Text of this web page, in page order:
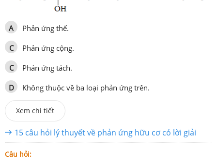
A Phản ứng thế.
C Phản ứng cộng.
C Phản ứng tách.
D Không thuộc về ba loại phản ứng trên.
Xem chi tiết
15 câu hỏi lý thuyết về phản ứng hữu cơ có lời giải
Câu hỏi: